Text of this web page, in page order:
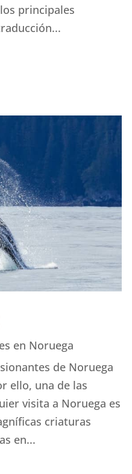
principales
en Noruega
de Noruega
ello, una de las
visita a Noruega es
criaturas
en...